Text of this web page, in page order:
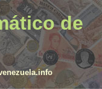
de